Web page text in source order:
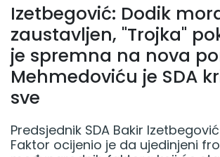
Izetbegović: Dodik
zaustavljen, "Trojka"
je spremna na nova
Mehmedoviću je SDA
sve
Predsjednik SDA Bakir
Faktor ocijenio je da ujedinjeni